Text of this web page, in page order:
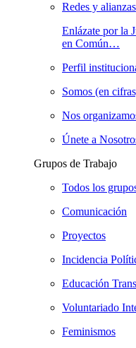
Redes y alianzas
Enlázate por la
en Común…
Perfil
Somos (en
Nos
Únete a
Grupos de Trabajo
Todos los
Comunicación
Proyectos
Incidencia
Educación
Voluntariado
Feminismos